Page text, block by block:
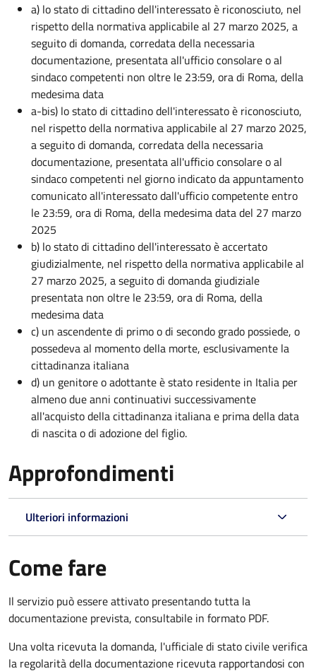
a) lo stato di cittadino dell'interessato è riconosciuto, nel
rispetto della normativa applicabile al 27 marzo 2025, a
seguito di domanda, corredata della necessaria
documentazione, presentata all'ufficio consolare o al
sindaco competenti non oltre le 23:59, ora di Roma, della
medesima data
a-bis) lo stato di cittadino dell'interessato è riconosciuto,
nel rispetto della normativa applicabile al 27 marzo 2025,
a seguito di domanda, corredata della necessaria
documentazione, presentata all'ufficio consolare o al
sindaco competenti nel giorno indicato da appuntamento
comunicato all'interessato dall'ufficio competente entro
le 23:59, ora di Roma, della medesima data del 27 marzo
2025
b) lo stato di cittadino dell'interessato è accertato
giudizialmente, nel rispetto della normativa applicabile al
27 marzo 2025, a seguito di domanda giudiziale
presentata non oltre le 23:59, ora di Roma, della
medesima data
c) un ascendente di primo o di secondo grado possiede, o
possedeva al momento della morte, esclusivamente la
cittadinanza italiana
d) un genitore o adottante è stato residente in Italia per
almeno due anni continuativi successivamente
all'acquisto della cittadinanza italiana e prima della data
di nascita o di adozione del figlio.
Approfondimenti
Ulteriori informazioni
Come fare
Il servizio può essere attivato presentando tutta la
documentazione prevista, consultabile in formato PDF.
Una volta ricevuta la domanda, l'ufficiale di stato civile verifica
la regolarità della documentazione ricevuta rapportandosi con